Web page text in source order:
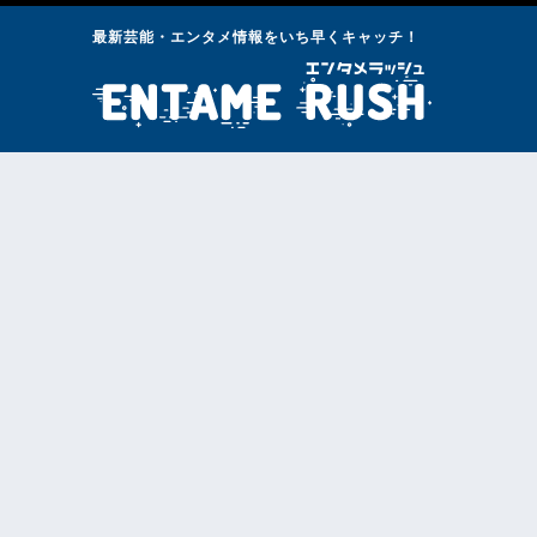
最新芸能・エンタメ情報をいち早くキャッチ！